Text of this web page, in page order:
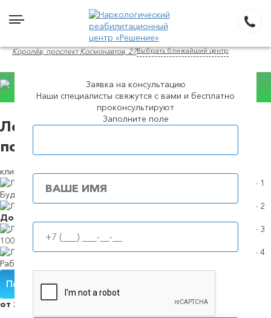
Королёв, проспект Космонавтов, 27Выбрать ближайший центр
Консультация WhatsApp
Лечение зависимости от
психостимуляторов в в Королеве
клиника "Решение"
Будем в течение39 минут
Доступные
100% анонимность
Работаем
Получить помощь
от 2000 руб./сутки
Заявка на консультацию
Наши специалисты свяжутся с вами и бесплатно
проконсультируют
Заполните поле